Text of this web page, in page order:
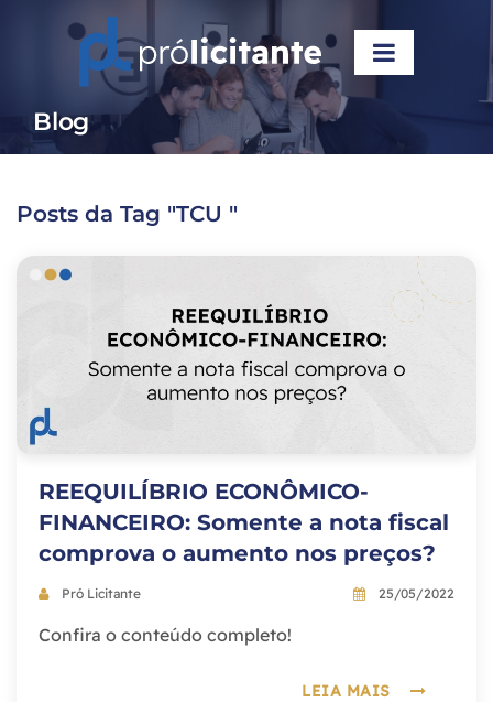
Blog
Posts da Tag "TCU "
REEQUILÍBRIO ECONÔMICO-
FINANCEIRO: Somente a nota fiscal
comprova o aumento nos preços?
Pró Licitante 25/05/2022
Confira o conteúdo completo!
LEIA MAIS